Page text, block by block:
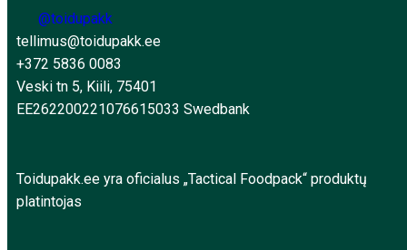
@toidupakk
tellimus@toidupakk.ee
+372 5836 0083
Veski tn 5, Kiili, 75401
EE262200221076615033 Swedbank
Toidupakk.ee yra oficialus „Tactical Foodpack“ produktų
platintojas